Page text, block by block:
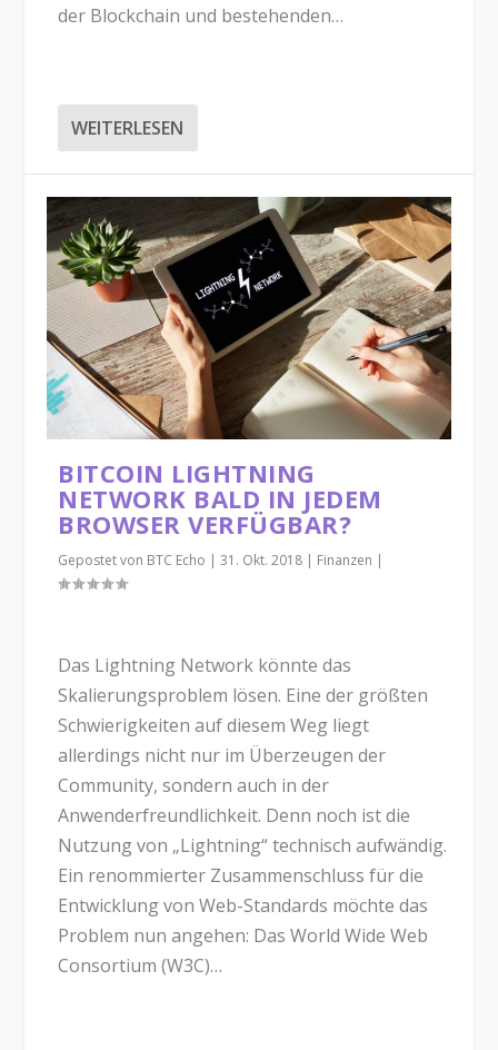
der Blockchain und bestehenden…
WEITERLESEN
BITCOIN LIGHTNING
NETWORK BALD IN JEDEM
BROWSER VERFÜGBAR?
Gepostet von BTC Echo |31. Okt. 2018 | Finanzen |
Das Lightning Network könnte das
Skalierungsproblem lösen. Eine der größten
Schwierigkeiten auf diesem Weg liegt
allerdings nicht nur im Überzeugen der
Community, sondern auch in der
Anwenderfreundlichkeit. Denn noch ist die
Nutzung von „Lightning“ technisch aufwändig.
Ein renommierter Zusammenschluss für die
Entwicklung von Web-Standards möchte das
Problem nun angehen: Das World Wide Web
Consortium (W3C)…